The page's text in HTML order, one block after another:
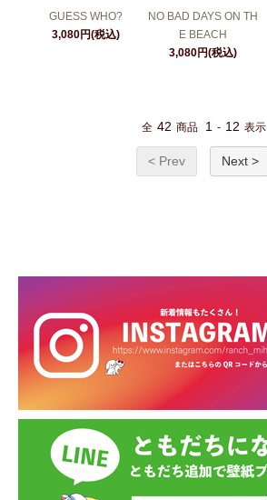
GUESS WHO?
3,080円(税込)
NO BAD DAYS ON TH
E BEACH
3,080円(税込)
全 42 商品 1 - 12 表示
< Prev Next >